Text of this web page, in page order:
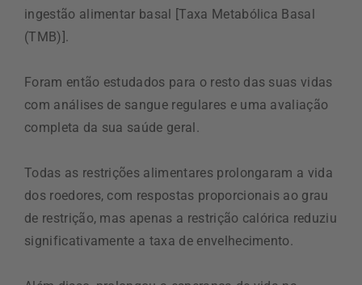
ingestão alimentar basal [Taxa Metabólica Basal
(TMB)].
Foram então estudados para o resto das suas vidas
com análises de sangue regulares e uma avaliação
completa da sua saúde geral.
Todas as restrições alimentares prolongaram a vida
dos roedores, com respostas proporcionais ao grau
de restrição, mas apenas a restrição calórica reduziu
significativamente a taxa de envelhecimento.